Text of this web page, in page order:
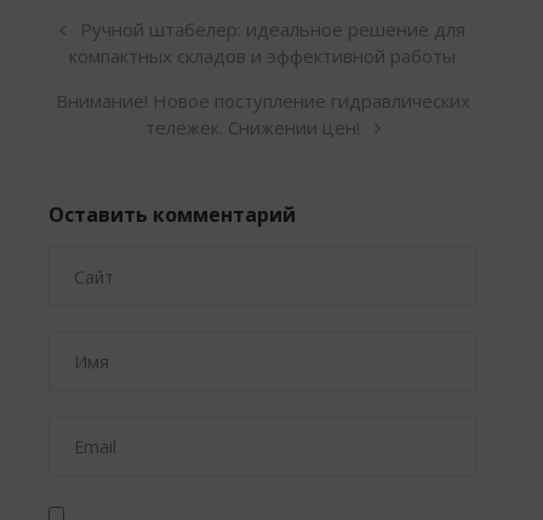
Ручной штабелер: идеальное решение для
компактных складов и эффективной работы
Внимание! Новое поступление гидравлических
тележек. Снижении цен!
Оставить комментарий